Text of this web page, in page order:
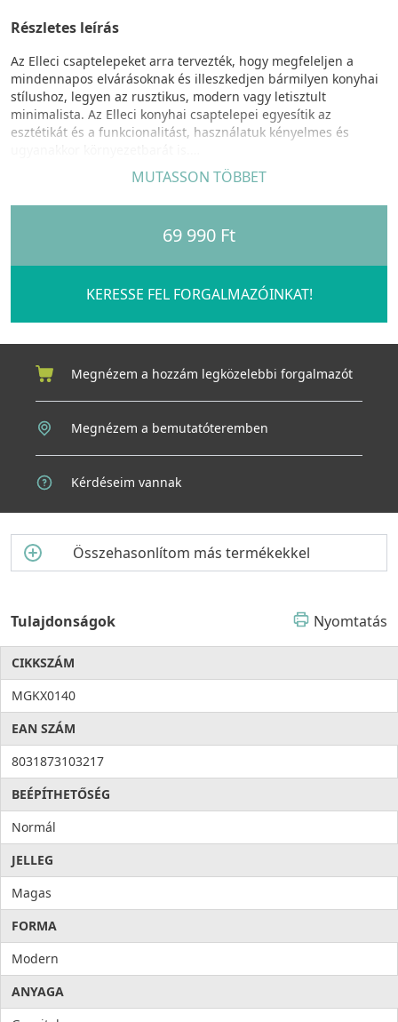
Részletes leírás
Az Elleci csaptelepeket arra tervezték, hogy megfeleljen a
mindennapos elvárásoknak és illeszkedjen bármilyen konyhai
stílushoz, legyen az rusztikus, modern vagy letisztult
minimalista. Az Elleci konyhai csaptelepei egyesítik az
esztétikát és a funkcionalitást, használatuk kényelmes és
IXORA csaptelep egyedi tulajdonságok:
Egykaros modern, kerámiabetétes csaptelep, oldalsó
MUTASSON TÖBBET
69 990 Ft
KERESSE FEL FORGALMAZÓINKAT!
Megnézem a hozzám legközelebbi forgalmazót
Megnézem a bemutatóteremben
Kérdéseim vannak
Összehasonlítom más termékekkel
Tulajdonságok Nyomtatás
CIKKSZÁM
MGKX0140
EAN SZÁM
8031873103217
BEÉPÍTHETŐSÉG
Normál
JELLEG
Magas
FORMA
Modern
ANYAGA